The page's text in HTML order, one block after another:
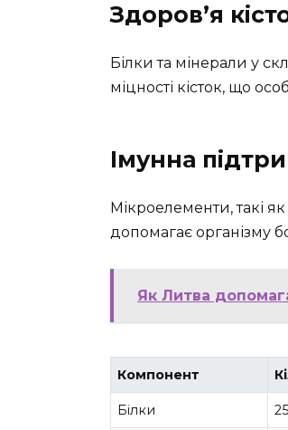
Здоров’я
Білки та мінерали у
міцності кісток, що
Імунна
Мікроелементи, такі
допомагає організму
Як Литва
Компонент
Білки